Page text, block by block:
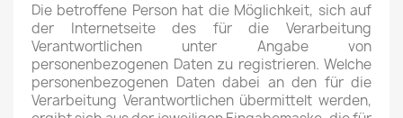
Die betroffene Person hat die Möglichkeit, sich auf
der Internetseite des für die Verarbeitung
Verantwortlichen unter Angabe von
personenbezogenen Daten zu registrieren. Welche
personenbezogenen Daten dabei an den für die
Verarbeitung Verantwortlichen übermittelt werden,